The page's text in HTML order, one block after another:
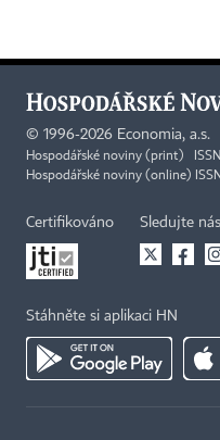
© 1996-2026 Economia, a.s.
Hospodářské noviny (print)
Hospodářské noviny (online)
Certifikováno Sledujte nás
Stáhněte si aplikaci HN